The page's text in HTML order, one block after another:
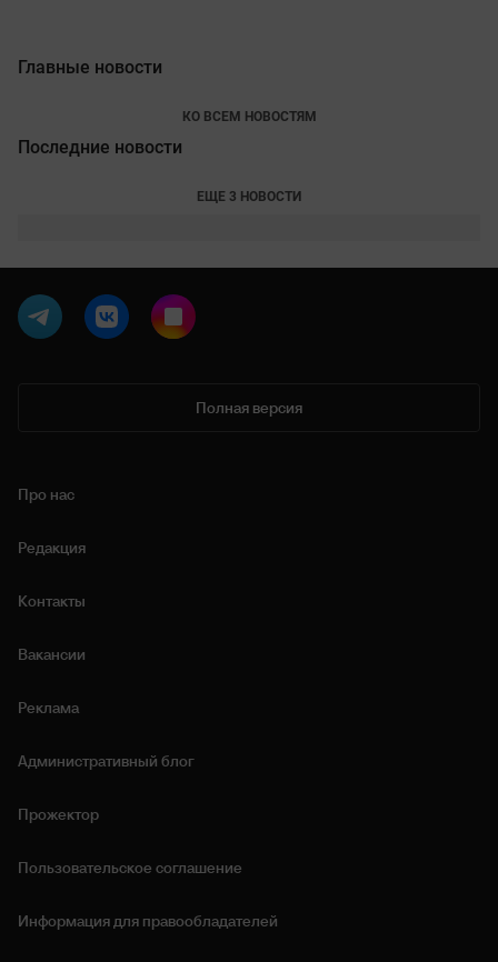
Главные новости
КО ВСЕМ НОВОСТЯМ
Последние новости
ЕЩЕ 3 НОВОСТИ
Полная версия
Про нас
Редакция
Контакты
Вакансии
Реклама
Административный блог
Прожектор
Пользовательское соглашение
Информация для правообладателей